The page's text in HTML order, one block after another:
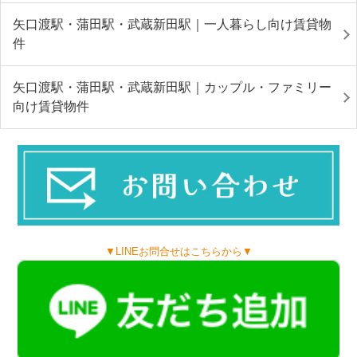
矢口渡駅・蒲田駅・武蔵新田駅｜一人暮らし向け賃貸物
件
矢口渡駅・蒲田駅・武蔵新田駅｜カップル・ファミリー
向け賃貸物件
▼LINEお問合せはこちらから▼